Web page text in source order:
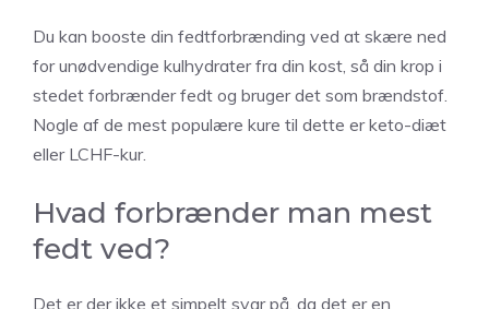
Du kan booste din fedtforbrænding ved at skære ned
for unødvendige kulhydrater fra din kost, så din krop i
stedet forbrænder fedt og bruger det som brændstof.
Nogle af de mest populære kure til dette er keto-diæt
eller LCHF-kur.
Hvad forbrænder man mest
fedt ved?
Det er der ikke et simpelt svar på, da det er en